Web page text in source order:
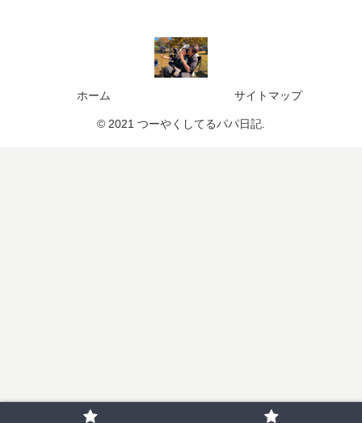
ホーム サイトマップ
© 2021 つーやくしてるパパ日記.